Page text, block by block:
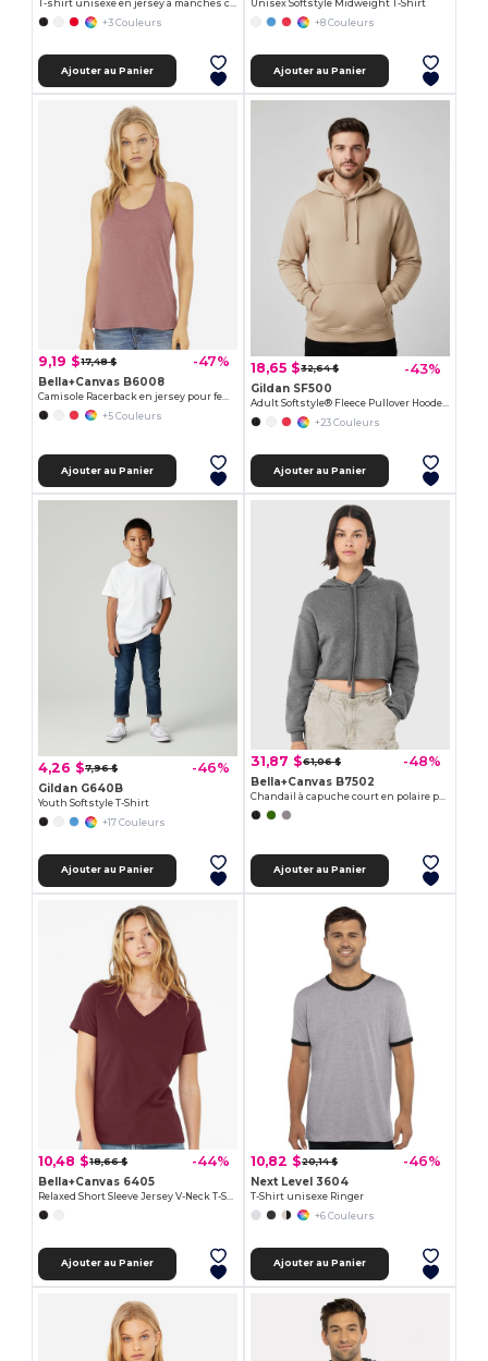
T-shirt unisexe en jersey à manches courtes et col en V
+3 Couleurs
Ajouter au Panier
Unisex Softstyle Midweight T-Shirt
+8 Couleurs
Ajouter au Panier
9,19 $17,48 $ -47%
Bella+Canvas B6008
+5 Couleurs
Ajouter au Panier
18,65 $32,64 $ -43%
Gildan SF500
Adult Softstyle® Fleece Pullover Hooded Sweatshirt
+23 Couleurs
Ajouter au Panier
4,26 $7,96 $ -46%
Gildan G640B
Youth Softstyle T-Shirt
+17 Couleurs
Ajouter au Panier
31,87 $61,06 $ -48%
Bella+Canvas B7502
Ajouter au Panier
10,48 $18,66 $ -44%
Bella+Canvas 6405
Ajouter au Panier
10,82 $20,14 $ -46%
Next Level 3604
T-Shirt unisexe Ringer
+6 Couleurs
Ajouter au Panier